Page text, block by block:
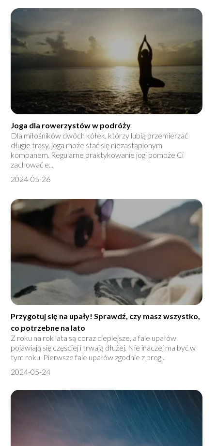
Joga dla rowerzystów w podróży
Dla miłośników dwóch kółek, którzy lubią przemierzać
długie trasy, joga może stać się niezastąpionym
kompanem. Regularne praktykowanie jogi pomoże Ci
zachować e...
2024-05-26
Przygotuj się na upały! Sprawdź, czy masz wszystko,
co potrzebne na lato
Z roku na rok lata są coraz cieplejsze, a fale upałów
pojawiają się częściej i trwają dłużej. Nie inaczej ma być w
tym roku. Pierwsze fale upałów zgodnie z prog...
2024-05-24